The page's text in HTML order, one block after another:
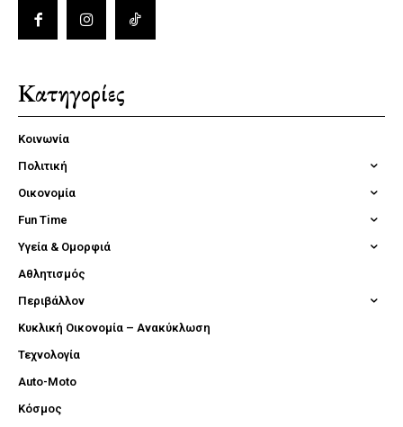
Κατηγορίες
Κοινωνία
Πολιτική
Οικονομία
Fun Time
Υγεία & Ομορφιά
Αθλητισμός
Περιβάλλον
Κυκλική Οικονομία – Ανακύκλωση
Τεχνολογία
Auto-Moto
Κόσμος